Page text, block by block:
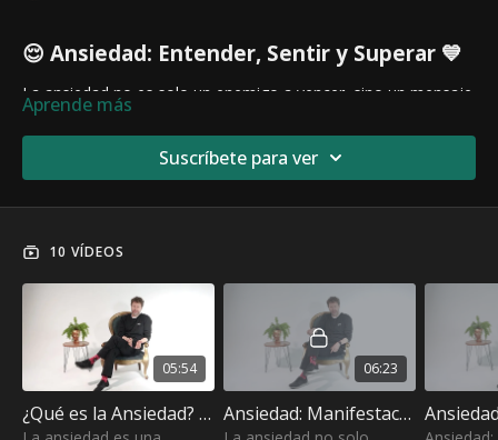
😌 Ansiedad: Entender, Sentir y Superar 💙
La ansiedad no es solo un enemigo a vencer, sino un mensaje
que nuestro cuerpo y mente nos envían para que prestemos
atención a lo que necesitamos. En lugar de huir de ella,
podemos aprender a comprenderla, sentirla sin miedo y
transformarla en una aliada para nuestro bienestar.
manifiesta
Cómo escuchar sus señales sin que te controle
Herramientas prácticas para gestionarla con
consciencia
Estrategias para recuperar tu paz y confianza
La ansiedad no define quién eres, pero sí puede enseñarte a
Aprende más
Suscríbete para ver
10 VÍDEOS
05:54
¿Qué es la Ansiedad? Entiende sus Causas, Síntomas y Cómo Manejarla
06:23
Ansiedad: Manifestaciones Físicas y Cómo Aliviarlas